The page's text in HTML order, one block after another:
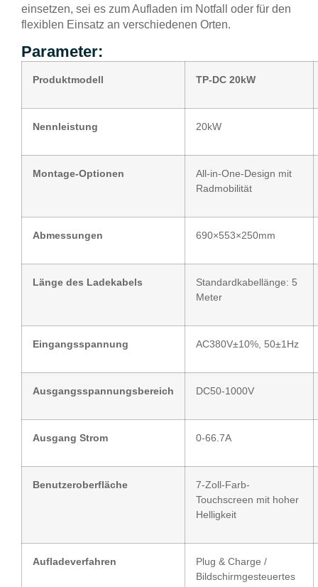
einsetzen, sei es zum Aufladen im Notfall oder für den
flexiblen Einsatz an verschiedenen Orten.
Parameter:
Produktmodell TP-DC 20kW
Nennleistung 20kW
Montage-Optionen
All-in-One-Design mit
Radmobilität
Abmessungen 690×553×250mm
Länge des Ladekabels
Standardkabellänge: 5
Meter
Eingangsspannung AC380V±10%, 50±1Hz
Ausgangsspannungsbereich DC50-1000V
Ausgang Strom 0-66.7A
Benutzeroberfläche
7-Zoll-Farb-
Touchscreen mit hoher
Helligkeit
Aufladeverfahren
Plug & Charge /
Bildschirmgesteuertes